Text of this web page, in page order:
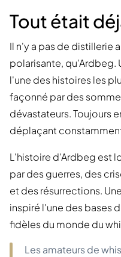
Tout était
Il n'y a pas de distillerie
polarisante, qu'Ardbeg.
l'une des histoires les
façonné par des
dévastateurs. Toujours
déplaçant
L'histoire d'Ardbeg est
par des guerres, des
et des résurrections.
inspiré l'une des bases
fidèles du monde du
Les amateurs de